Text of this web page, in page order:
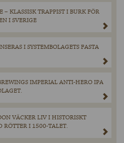
– KLASSISK TRAPPIST I BURK FÖR
I SVERIGE
I SYSTEMBOLAGETS FASTA
IMPERIAL ANTI-HERO IPA
VÄCKER LIV I HISTORISKT
RÖTTER I 1500-TALET.